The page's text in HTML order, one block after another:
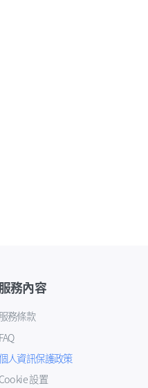
服務內容
服務條款
FAQ
人資訊保護政策
Cookie 設置